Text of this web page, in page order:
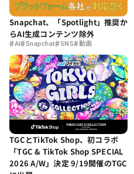
Snapchat、「Spotlight」推奨か
らAI生成コンテンツ除外
#AI#Snapchat#SNS#動画
TGCとTikTok Shop、初コラボ
「TGC & TikTok Shop SPECIAL
2026 A/W」決定 9/19開催のTGC